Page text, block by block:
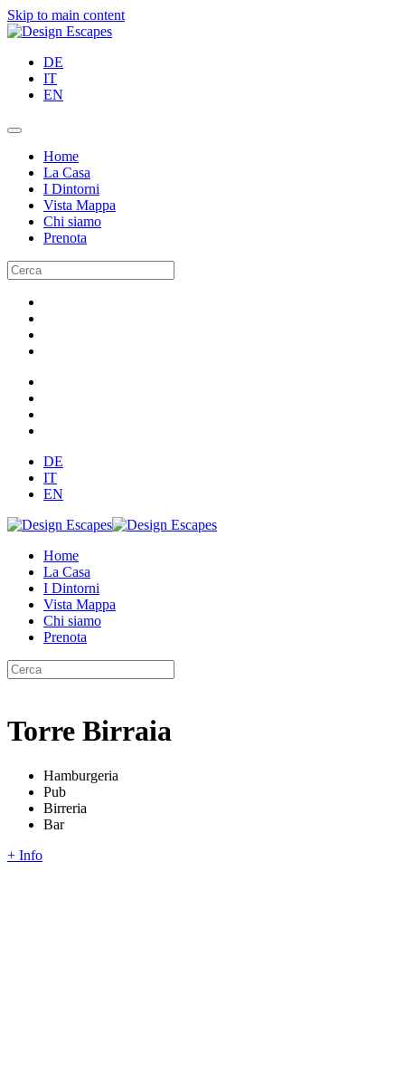
Skip to main content
DE
IT
EN
Home
La Casa
I Dintorni
Vista Mappa
Chi siamo
Prenota
DE
IT
EN
Home
La Casa
I Dintorni
Vista Mappa
Chi siamo
Prenota
Torre Birraia
Hamburgeria
Pub
Birreria
Bar
+ Info